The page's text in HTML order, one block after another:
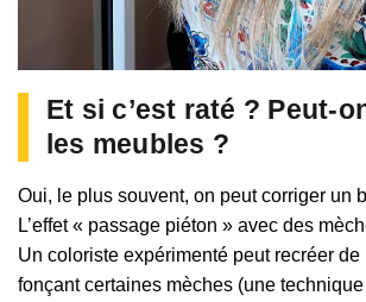
Et si c’est raté ? Peut-
les meubles ?
Oui, le plus souvent, on peut corriger un
L’effet « passage piéton » avec des
Un coloriste expérimenté peut recréer de
fonçant certaines mèches (une